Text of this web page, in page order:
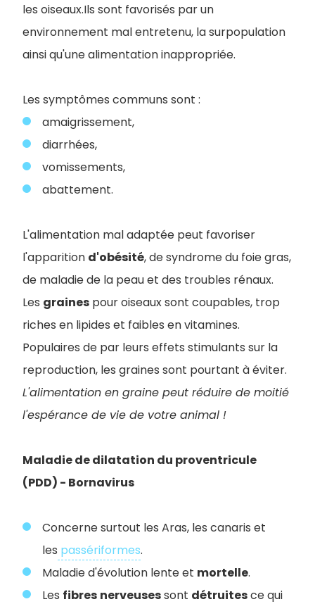
les oiseaux.Ils sont favorisés par un
environnement mal entretenu, la surpopulation
ainsi qu'une alimentation inappropriée.
Les symptômes communs sont :
amaigrissement,
diarrhées,
vomissements,
abattement.
L'alimentation mal adaptée peut favoriser
l'apparition d'obésité, de syndrome du foie gras,
de maladie de la peau et des troubles rénaux.
Les graines pour oiseaux sont coupables, trop
riches en lipides et faibles en vitamines.
Populaires de par leurs effets stimulants sur la
reproduction, les graines sont pourtant à éviter.
L'alimentation en graine peut réduire de moitié
l'espérance de vie de votre animal !
Maladie de dilatation du proventricule
(PDD) - Bornavirus
Concerne surtout les Aras, les canaris et
les passériformes.
Maladie d'évolution lente et mortelle.
Les fibres nerveusessont détruitesce qui